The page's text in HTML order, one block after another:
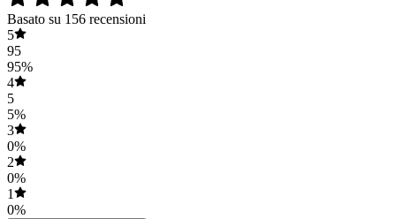
Basato su 156 recensioni
5
95
95%
4
5
5%
3
0%
2
0%
1
0%